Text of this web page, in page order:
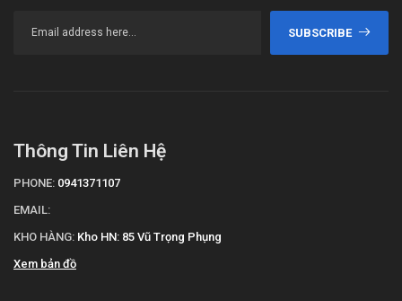
SUBSCRIBE
Thông Tin Liên Hệ
PHONE: 0941371107
EMAIL:
KHO HÀNG: Kho HN: 85 Vũ Trọng Phụng
Xem bản đồ